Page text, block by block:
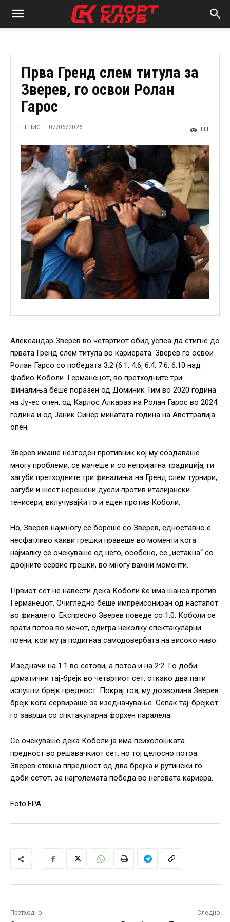
Прва Гренд слем титула за
Зверев, го освои Ролан
Гарос
ТЕНИС 07/06/2026 111
Александар Зверев во четвртиот обид успеа да стигне до
првата Гренд слем титула во кариерата. Зверев го освои
Ролан Гарсо со победата 3:2 (6:1, 4:6, 6:4, 7:6, 6:10 над
Фабио Коболи. Германецот, во претходните три
финалиња беше поразен од Доминик Тим во 2020 година
на Ју-ес опен, од Карлос Алкараз на Ролан Гарос во 2024
година и од Јаник Синер минатата година на Австтралија
опен.
Зверев имаше незгоден противник кој му создаваше
многу проблеми, се мачеше и со непријатна традиција, ги
загуби претходните три финалиња на Гренд слем турнири,
загуби и шест нерешени дуели против италијански
тенисери, вклучувајќи го и еден против Коболи.
Но, Зверев најмногу се бореше со Зверев, едноставно е
несфатливо какви грешки правеше во моменти кога
најмалку се очекуваше од него, особено, се „истакна“ со
двојните сервис грешки, во многу важни моменти.
Првиот сет не навести дека Коболи ќе има шанса против
Германецот. Очигледно беше импреисониран од настапот
во финалето. Експресно Зверев поведе со 1:0. Коболи се
врати потоа во мечот, одигра неколку спектакуларни
поени, кои му ја подигнаа самодовербата на високо ниво.
Изедначи на 1:1 во сетови, а потоа и на 2:2. Го доби
дрматични тај-брејк во четвртиот сет, откако два пати
испушти брејк предност. Покрај тоа, му дозволина Зверев
брејк кога сервираше за изедначување. Сепак тај-брејкот
го заврши со спктакуларна форхен паралела.
Се очекуваше дека Коболи ја има психолошката
предност во решавачкиот сет, но тој целосно потоа.
Зверев стекна ппредност од два брејка и рутински го
доби сетот, за најголемата победа во неговата кариера.
Foto:EPA
Претходно Следно